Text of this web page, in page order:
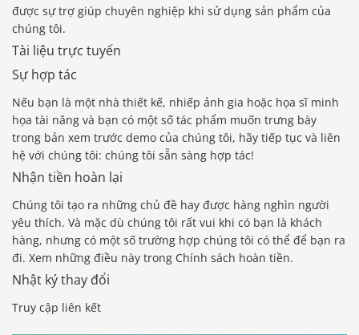
được sự trợ giúp chuyên nghiệp khi sử dụng sản phẩm của
chúng tôi.
Tài liệu trực tuyến
Sự hợp tác
Nếu bạn là một nhà thiết kế, nhiếp ảnh gia hoặc họa sĩ minh
họa tài năng và bạn có một số tác phẩm muốn trưng bày
trong bản xem trước demo của chúng tôi, hãy tiếp tục và liên
hệ với chúng tôi: chúng tôi sẵn sàng hợp tác!
Nhận tiền hoàn lại
Chúng tôi tạo ra những chủ đề hay được hàng nghìn người
yêu thích. Và mặc dù chúng tôi rất vui khi có bạn là khách
hàng, nhưng có một số trường hợp chúng tôi có thể để bạn ra
đi. Xem những điều này trong Chính sách hoàn tiền.
Nhật ký thay đổi
Truy cập liên kết